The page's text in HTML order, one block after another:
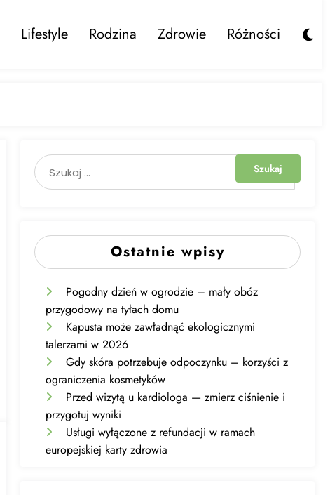
Lifestyle Rodzina Zdrowie Różności
Ostatnie wpisy
Pogodny dzień w ogrodzie – mały obóz
przygodowy na tyłach domu
Kapusta może zawładnąć ekologicznymi
talerzami w 2026
Gdy skóra potrzebuje odpoczynku – korzyści z
ograniczenia kosmetyków
Przed wizytą u kardiologa — zmierz ciśnienie i
przygotuj wyniki
Usługi wyłączone z refundacji w ramach
europejskiej karty zdrowia